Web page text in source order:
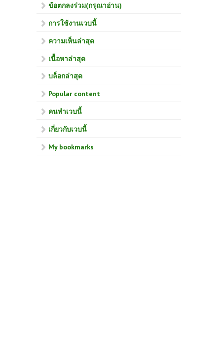
ข้อตกลงร่วม(กรุณาอ่าน)
การใช้งานเวบนี้
ความเห็นล่าสุด
เนื้อหาล่าสุด
บล็อกล่าสุด
Popular content
คนทำเวบนี้
เกี่ยวกับเวบนี้
My bookmarks